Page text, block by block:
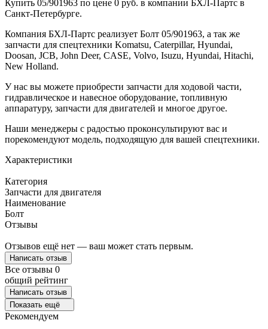
Купить 05/901963 по цене 0 руб. в компании БХЛ-Партс в
Санкт-Петербурге.
Компания БХЛ-Партс реализует Болт 05/901963, а так же
запчасти для спецтехники Komatsu, Caterpillar, Hyundai,
Doosan, JCB, John Deer, CASE, Volvo, Isuzu, Hyundai, Hitachi,
New Holland.
У нас вы можете приобрести запчасти для ходовой части,
гидравлическое и навесное оборудование, топливную
аппаратуру, запчасти для двигателей и многое другое.
Наши менеджеры с радостью проконсультируют вас и
порекомендуют модель, подходящую для вашей спецтехники.
Характеристики
Категория
Запчасти для двигателя
Наименование
Болт
Отзывы
Отзывов ещё нет — ваш может стать первым.
Написать отзыв
Все отзывы 0
общий рейтинг
Написать отзыв
Показать ещё
Рекомендуем